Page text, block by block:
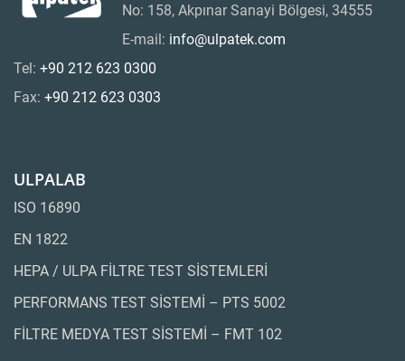
No: 158, Akpınar Sanayi Bölgesi, 34555
E-mail: info@ulpatek.com
Tel: +90 212 623 0300
Fax: +90 212 623 0303
ULPALAB
ISO 16890
EN 1822
HEPA / ULPA FİLTRE TEST SİSTEMLERİ
PERFORMANS TEST SİSTEMİ – PTS 5002
FİLTRE MEDYA TEST SİSTEMİ – FMT 102